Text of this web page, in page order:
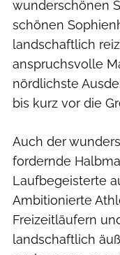
wunderschönen
schönen
landschaftlich
anspruchsvolle
nördlichste
bis kurz vor die
Auch der
fordernde
Laufbegeisterte
Ambitionierte
Freizeitläufern
landschaftlich